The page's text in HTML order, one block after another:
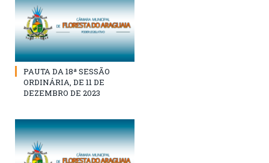
PAUTA DA 18ª SESSÃO
ORDINÁRIA, DE 11 DE
DEZEMBRO DE 2023